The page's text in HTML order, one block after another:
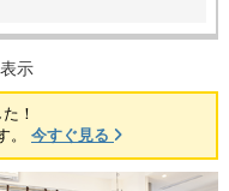
示
！
。 今すぐ見る